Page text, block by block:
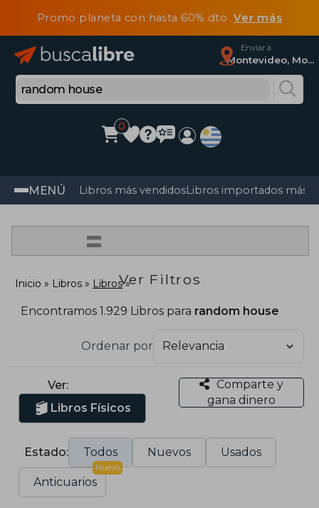
Promo planeta con hasta 60% dtoVer más
Enviar a
Montevideo, Montevideo
0
MENÚ Libros más vendidosLibros importados más
=
Ver Filtros
Inicio Libros Libros
Encontramos 1.929 Libros para random house
Ordenar por
Ver:
Libros Físicos
Comparte y
gana dinero
Estado: Todos Nuevos Usados
Anticuarios
Nuevo